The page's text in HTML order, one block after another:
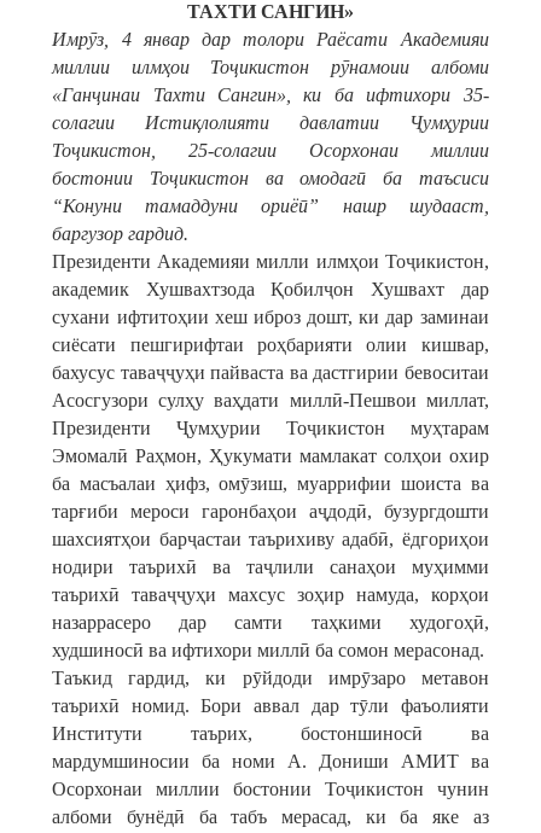
ТАХТИ САНГИН»
Имрӯз, 4 январ дар толори Раёсати Академияи
миллии илмҳои Тоҷикистон рӯнамоии албоми
«Ганҷинаи Тахти Сангин», ки ба ифтихори 35-
солагии Истиқлолияти давлатии Ҷумҳурии
Тоҷикистон, 25-солагии Осорхонаи миллии
бостонии Тоҷикистон ва омодагӣ ба таъсиси
“Конуни тамаддуни ориёӣ” нашр шудааст,
баргузор гардид.
Президенти Академияи милли илмҳои Тоҷикистон,
академик Хушвахтзода Қобилҷон Хушвахт дар
сухани ифтитоҳии хеш иброз дошт, ки дар заминаи
сиёсати пешгирифтаи роҳбарияти олии кишвар,
бахусус таваҷҷуҳи пайваста ва дастгирии бевоситаи
Асосгузори сулҳу ваҳдати миллӣ-Пешвои миллат,
Президенти Ҷумҳурии Тоҷикистон муҳтарам
Эмомалӣ Раҳмон, Ҳукумати мамлакат солҳои охир
ба масъалаи ҳифз, омӯзиш, муаррифии шоиста ва
тарғиби мероси гаронбаҳои аҷдодӣ, бузургдошти
шахсиятҳои барҷастаи таърихиву адабӣ, ёдгориҳои
нодири таърихӣ ва таҷлили санаҳои муҳимми
таърихӣ таваҷҷуҳи махсус зоҳир намуда, корҳои
назаррасеро дар самти таҳкими худогоҳӣ,
худшиносӣ ва ифтихори миллӣ ба сомон мерасонад.
Таъкид гардид, ки рӯйдоди имрӯзаро метавон
таърихӣ номид. Бори аввал дар тӯли фаъолияти
Институти таърих, бостоншиносӣ ва
мардумшиносии ба номи А. Дониши АМИТ ва
Осорхонаи миллии бостонии Тоҷикистон чунин
албоми бунёдӣ ба табъ мерасад, ки ба яке аз